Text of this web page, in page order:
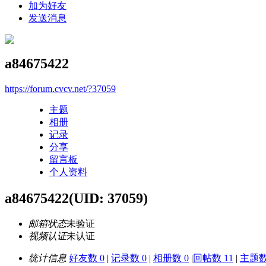
加为好友
发送消息
a84675422
https://forum.cvcv.net/?37059
主题
相册
记录
分享
留言板
个人资料
a84675422(UID: 37059)
邮箱状态未验证
视频认证未认证
统计信息 好友数 0 | 记录数 0 | 相册数 0 |回帖数 11 | 主题